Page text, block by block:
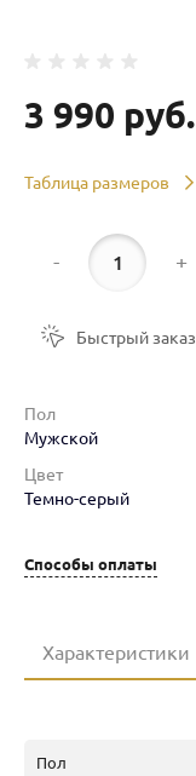
3 990 руб.
Таблица размеров
- +
Быстрый заказ
Пол
Мужской
Цвет
Темно-серый
Способы оплаты
Характеристики
Пол